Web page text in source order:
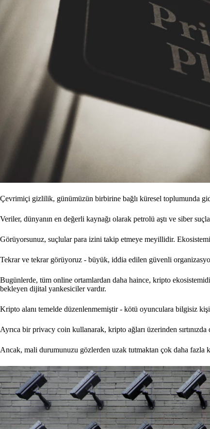
Çevrimiçi gizlilik, günümüzün birbirine bağlı küresel toplumunda
Veriler, dünyanın en değerli kaynağı olarak petrolü aştı ve siber
Görüyorsunuz, suçlular para izini takip etmeye meyillidir.
Tekrar ve tekrar görüyoruz - büyük, iddia edilen güvenli
Bugünlerde, tüm online ortamlardan daha haince, kripto
bekleyen dijital yankesiciler vardır.
Kripto alanı temelde düzenlenmemiştir - kötü oyunculara bilgisiz
Ayrıca bir privacy coin kullanarak, kripto ağları üzerinden
Ancak, mali durumunuzu gözlerden uzak tutmaktan çok daha fazla